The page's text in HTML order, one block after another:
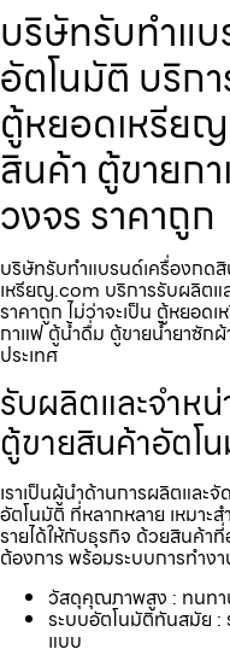
บริษัทรับทำแ
อัตโนมัติ บริก
ตู้หยอดเหรีย
สินค้า ตู้ขายก
วงจร ราคาถูก
บริษัทรับทำแบรนด์เครื่องกด
เหรียญ.com บริการรับผลิตแ
ราคาถูก ไม่ว่าจะเป็น ตู้หยอด
กาแฟ ตู้น้ำดื่ม ตู้ขายน้ำยาซัก
ประเทศ
รับผลิตและจำห
ตู้ขายสินค้าอัตโ
เราเป็นผู้นำด้านการผลิตและ
อัตโนมัติ ที่หลากหลาย เหมาะ
รายได้ให้กับธุรกิจ ด้วยสินค้า
ต้องการ พร้อมระบบการทำง
วัสดุคุณภาพสูง : ทนทา
ระบบอัตโนมัติทันสมัย :
แบบ